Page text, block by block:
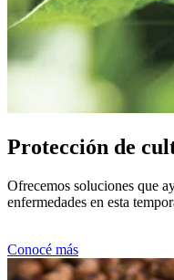
Protección de
Ofrecemos soluciones que
enfermedades en esta
Conocé más